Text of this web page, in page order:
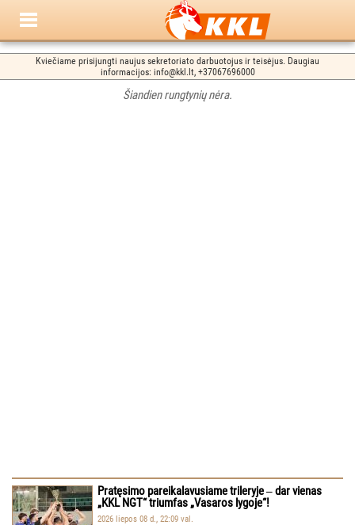
Kviečiame prisijungti naujus sekretoriato darbuotojus ir teisėjus. Daugiau
informacijos: info@kkl.lt, +37067696000
Šiandien rungtynių nėra.
Pratęsimo pareikalavusiame trileryje ‒ dar vienas
„KKL NGT“ triumfas „Vasaros lygoje“!
2026 liepos 08 d., 22:09 val.